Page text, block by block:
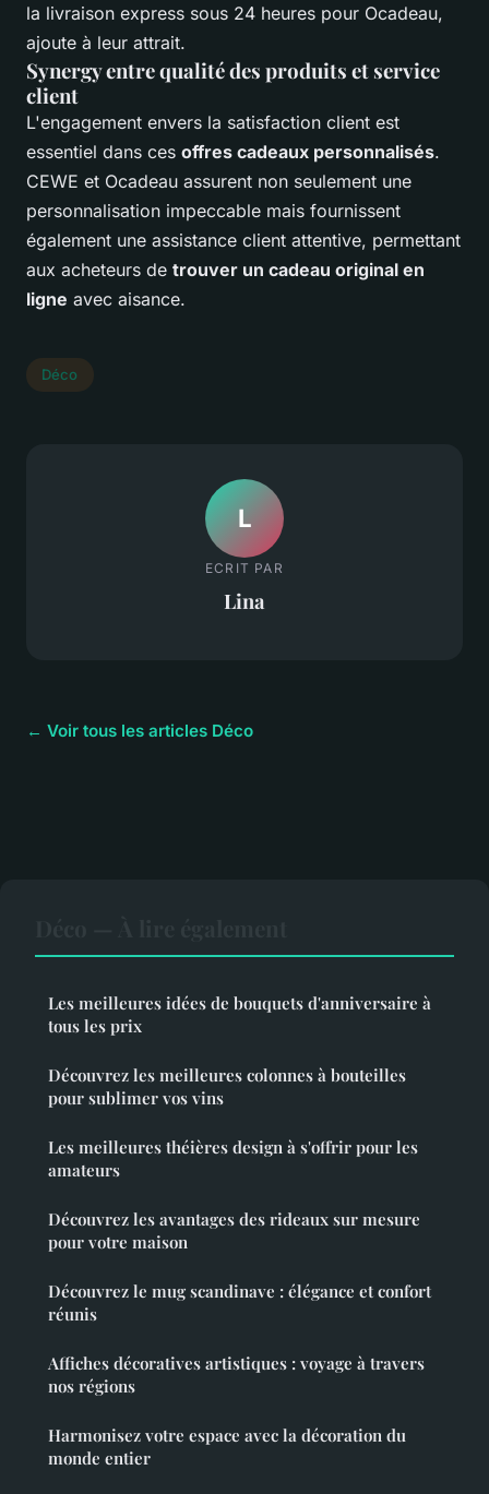
la livraison express sous 24 heures pour Ocadeau,
ajoute à leur attrait.
Synergy entre qualité des produits et service
client
L'engagement envers la satisfaction client est
essentiel dans ces offres cadeaux personnalisés.
CEWE et Ocadeau assurent non seulement une
personnalisation impeccable mais fournissent
également une assistance client attentive, permettant
aux acheteurs de trouver un cadeau original en
ligne avec aisance.
Déco
L
ECRIT PAR
Lina
← Voir tous les articles Déco
Les meilleures idées de bouquets d'anniversaire à
tous les prix
Découvrez les meilleures colonnes à bouteilles
pour sublimer vos vins
Les meilleures théières design à s'offrir pour les
amateurs
Découvrez les avantages des rideaux sur mesure
pour votre maison
Découvrez le mug scandinave : élégance et confort
réunis
Affiches décoratives artistiques : voyage à travers
nos régions
Harmonisez votre espace avec la décoration du
monde entier